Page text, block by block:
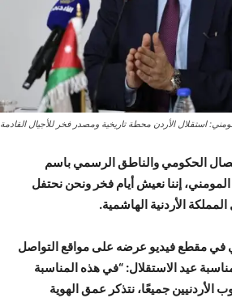
استقلال الأردن محطة تاريخية ومصدر فخر للأجيال القادمة
الحكومي والناطق الرسمي باسم
إننا نعيش أيام فخر ونحن نحتفل
في مقطع فيديو عرضه على مواقع التواصل
عيد الاستقلال: “في هذه المناسبة
الأردنيين جميعًا، نتذكر عمق الهوية